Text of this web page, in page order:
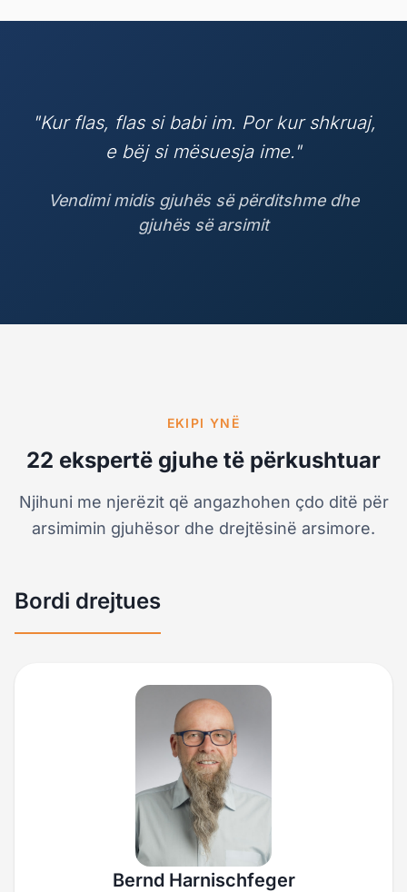
Ideja jonë udhëheqëse
"Kur flas, flas si babi im. Por kur shkruaj,
e bëj si mësuesja ime."
Vendimi midis gjuhës së përditshme dhe
gjuhës së arsimit
EKIPI YNË
22 ekspertë gjuhe të përkushtuar
Njihuni me njerëzit që angazhohen çdo ditë për
arsimimin gjuhësor dhe drejtësinë arsimore.
Bordi drejtues
Bernd Harnischfeger